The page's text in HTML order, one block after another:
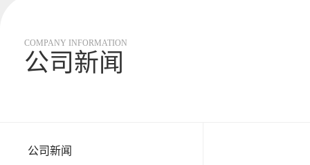
COMPANY INFORMATION
公司新闻
公司新闻